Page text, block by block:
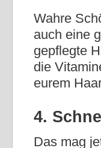
Wahre
auch eine
gepflegte
die
eurem
4.
Das mag